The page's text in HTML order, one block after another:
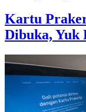
Kartu
Dibuka, Yuk